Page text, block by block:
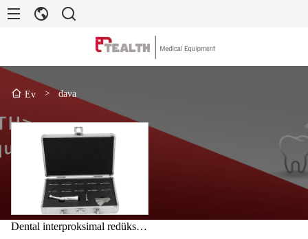
Ev > dava
Dental interproksimal redüksiyon nedir?